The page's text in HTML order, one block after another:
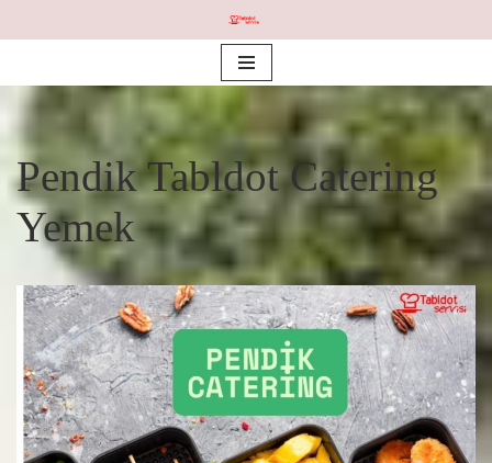
geç
Pendik Tabldot Catering
Yemek